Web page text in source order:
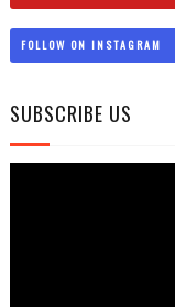
FOLLOW ON INSTAGRAM
SUBSCRIBE US